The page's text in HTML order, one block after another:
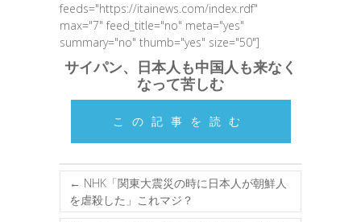
feeds="https://itainews.com/index.rdf"
max="7" feed_title="no" meta="yes"
summary="no" thumb="yes" size="50"]
サイパン、日本人も中国人も来なく
なって苦しむ
この記事を読む
← NHK「関東大震災の時に日本人が朝鮮人
を虐殺した」これマジ？